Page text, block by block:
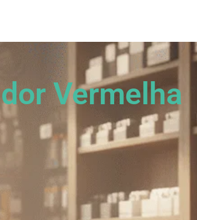
Vermelha